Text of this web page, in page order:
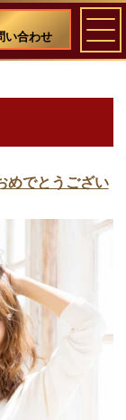
い合わせ
だわる理由
しています
ない選び方
めでとうござい